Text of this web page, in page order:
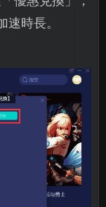
時長。